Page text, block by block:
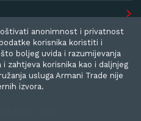
anonimnost i privatnost
korisnika koristiti i
boljeg uvida i razumijevanja
zahtjeva korisnika kao i daljnjeg
usluga Armani Trade nije
izvora.